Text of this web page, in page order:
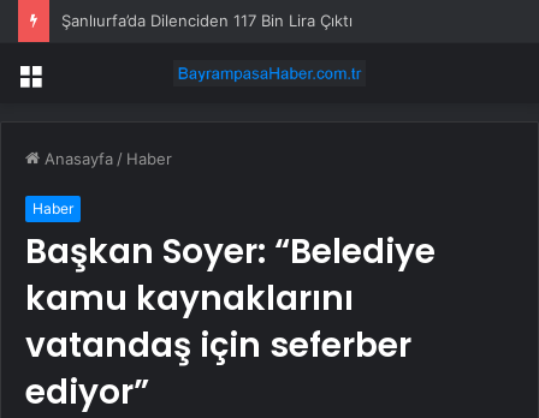
Şanlıurfa’da Dilenciden 117 Bin Lira Çıktı
Menü
Anasayfa / Haber
Haber
Başkan Soyer: “Belediye
kamu kaynaklarını
vatandaş için seferber
ediyor”